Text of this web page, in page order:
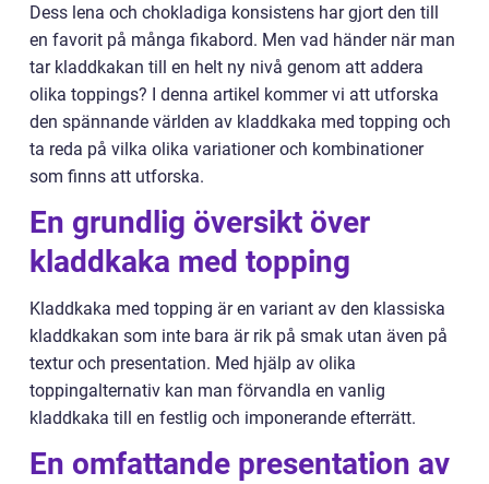
Dess lena och chokladiga konsistens har gjort den till
en favorit på många fikabord. Men vad händer när man
tar kladdkakan till en helt ny nivå genom att addera
olika toppings? I denna artikel kommer vi att utforska
den spännande världen av kladdkaka med topping och
ta reda på vilka olika variationer och kombinationer
som finns att utforska.
En grundlig översikt över
kladdkaka med topping
Kladdkaka med topping är en variant av den klassiska
kladdkakan som inte bara är rik på smak utan även på
textur och presentation. Med hjälp av olika
toppingalternativ kan man förvandla en vanlig
kladdkaka till en festlig och imponerande efterrätt.
En omfattande presentation av